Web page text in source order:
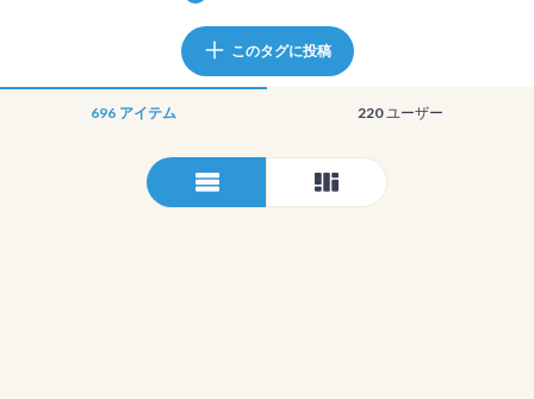
このタグに投稿
696 アイテム 220 ユーザー